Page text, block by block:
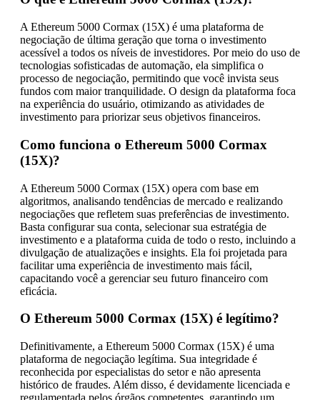
A Ethereum 5000 Cormax (15X) é uma plataforma de
negociação de última geração que torna o investimento
acessível a todos os níveis de investidores. Por meio do uso de
tecnologias sofisticadas de automação, ela simplifica o
processo de negociação, permitindo que você invista seus
fundos com maior tranquilidade. O design da plataforma foca
na experiência do usuário, otimizando as atividades de
investimento para priorizar seus objetivos financeiros.
Como funciona o Ethereum 5000 Cormax
(15X)?
A Ethereum 5000 Cormax (15X) opera com base em
algoritmos, analisando tendências de mercado e realizando
negociações que refletem suas preferências de investimento.
Basta configurar sua conta, selecionar sua estratégia de
investimento e a plataforma cuida de todo o resto, incluindo a
divulgação de atualizações e insights. Ela foi projetada para
facilitar uma experiência de investimento mais fácil,
capacitando você a gerenciar seu futuro financeiro com
eficácia.
O Ethereum 5000 Cormax (15X) é legítimo?
Definitivamente, a Ethereum 5000 Cormax (15X) é uma
plataforma de negociação legítima. Sua integridade é
reconhecida por especialistas do setor e não apresenta
histórico de fraudes. Além disso, é devidamente licenciada e
regulamentada pelos órgãos competentes, garantindo um